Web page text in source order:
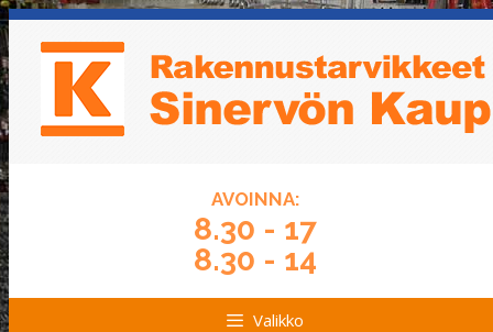
Siirry
sisältöön
Siirry
sisältöön
AVOINNA:
8.30 - 17
8.30 - 14
Valikko